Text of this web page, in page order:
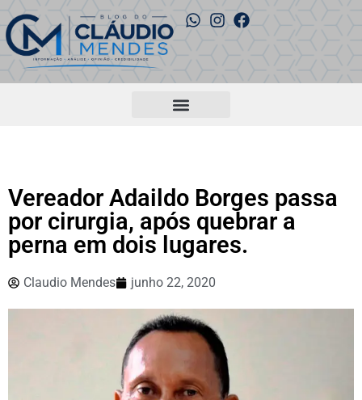
Vereador Adaildo Borges passa
por cirurgia, após quebrar a
perna em dois lugares.
Claudio Mendes junho 22, 2020